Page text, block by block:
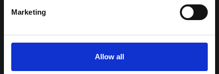
Marketing
Allow all
avuto modo di viaggiare e conoscere questa meravigliosa regione.
Una regione affascinante, densa di spiritualità che con i suoi
Attraverso i nostri contributi cercheremo agevolare la conoscenza